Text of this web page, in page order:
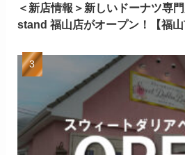
＜新店情報＞新しいドーナツ専
stand 福山店がオープン！【福山